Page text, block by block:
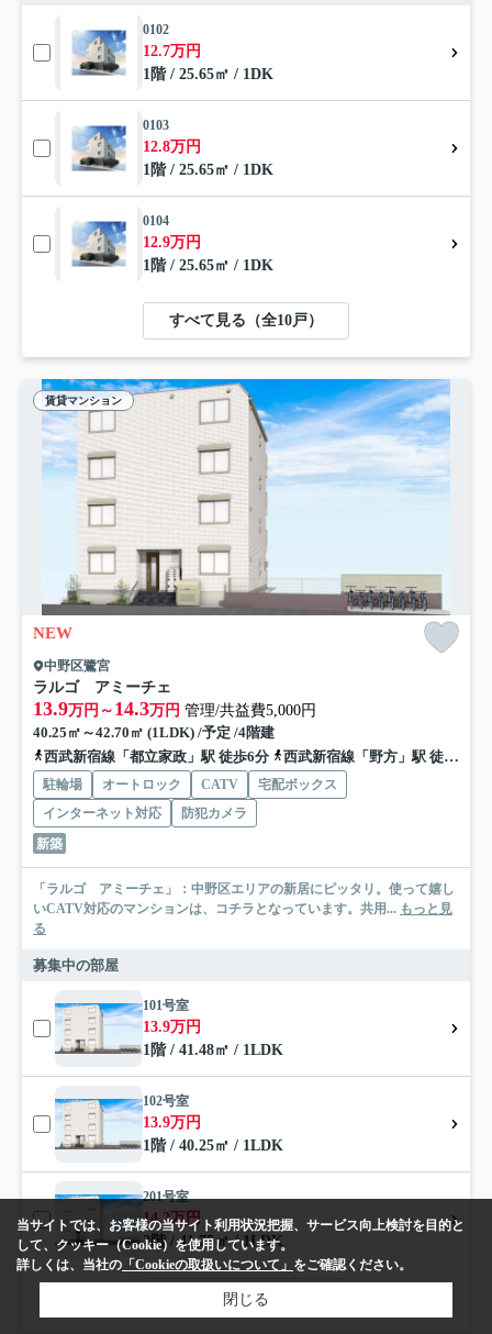
0102
12.7万円
1階 / 25.65㎡ / 1DK
0103
12.8万円
1階 / 25.65㎡ / 1DK
0104
12.9万円
1階 / 25.65㎡ / 1DK
すべて見る（全10戸）
賃貸マンション
NEW
中野区鷺宮
ラルゴ アミーチェ
13.9万円～ 14.3万円 管理/共益費5,000円
40.25㎡～42.70㎡ (1LDK) /予定 /4階建
西武新宿線「都立家政」駅 徒歩6分
西武新宿線「野方」駅 徒歩9分
駐輪場 オートロック CATV
宅配ボックス
インターネット対応
防犯カメラ
新築
「ラルゴ アミーチェ」：中野区エリアの新居にピッタリ。使って嬉し
いCATV対応のマンションは、コチラとなっています。共用... もっと見
る
募集中の部屋
101号室
13.9万円
1階 / 41.48㎡ / 1LDK
102号室
13.9万円
1階 / 40.25㎡ / 1LDK
201号室
14.2万円
2階 / 41.75㎡ / 1LDK
すべて見る（全8戸）
当サイトでは、お客様の当サイト利用状況把握、サービス向上検討を目的と
して、クッキー（Cookie）を使用しています。
詳しくは、当社の 「Cookieの取扱いについて」 をご確認ください。
閉じる